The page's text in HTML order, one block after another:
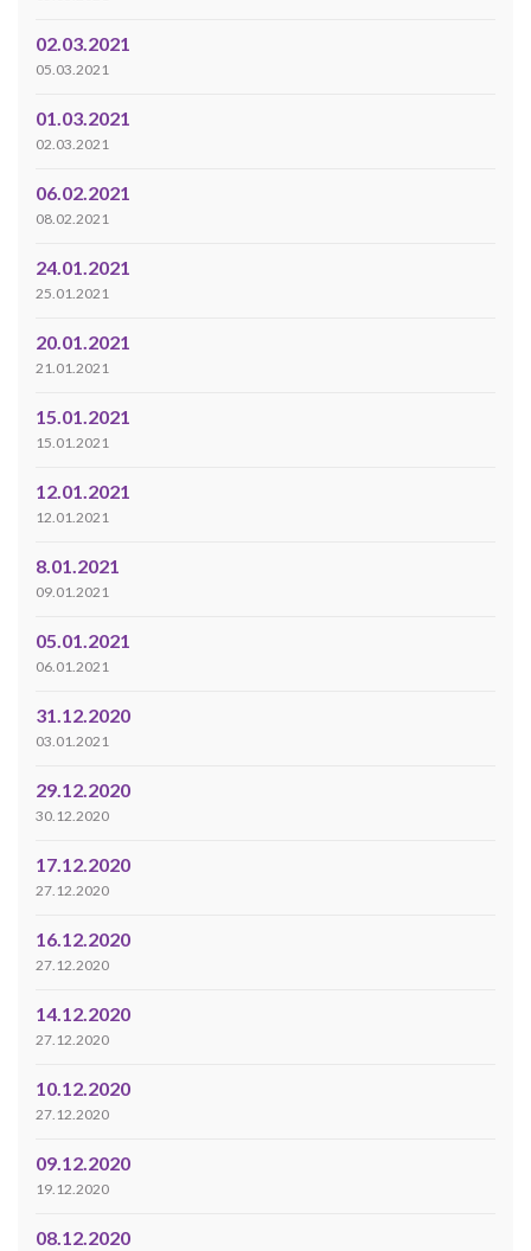
02.03.2021
05.03.2021
01.03.2021
02.03.2021
06.02.2021
08.02.2021
24.01.2021
25.01.2021
20.01.2021
21.01.2021
15.01.2021
15.01.2021
12.01.2021
12.01.2021
8.01.2021
09.01.2021
05.01.2021
06.01.2021
31.12.2020
03.01.2021
29.12.2020
30.12.2020
17.12.2020
27.12.2020
16.12.2020
27.12.2020
14.12.2020
27.12.2020
10.12.2020
27.12.2020
09.12.2020
19.12.2020
08.12.2020